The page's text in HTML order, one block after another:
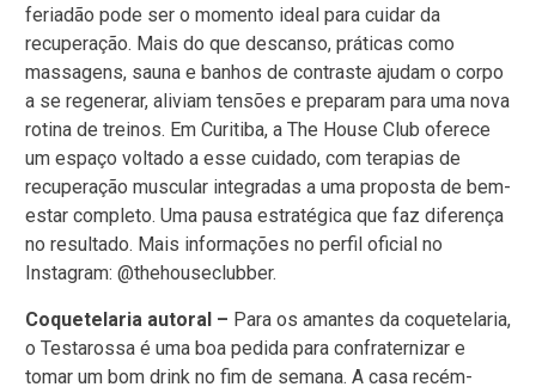
feriadão pode ser o momento ideal para cuidar da
recuperação. Mais do que descanso, práticas como
massagens, sauna e banhos de contraste ajudam o corpo
a se regenerar, aliviam tensões e preparam para uma nova
rotina de treinos. Em Curitiba, a The House Club oferece
um espaço voltado a esse cuidado, com terapias de
recuperação muscular integradas a uma proposta de bem-
estar completo. Uma pausa estratégica que faz diferença
no resultado. Mais informações no perfil oficial no
Instagram: @thehouseclubber.
Coquetelaria autoral – Para os amantes da coquetelaria,
o Testarossa é uma boa pedida para confraternizar e
tomar um bom drink no fim de semana. A casa recém-